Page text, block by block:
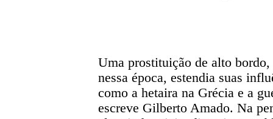
Uma prostituição de alto
nessa época, estendia suas
como a hetaira na Grécia e a
escreve Gilberto Amado. Na